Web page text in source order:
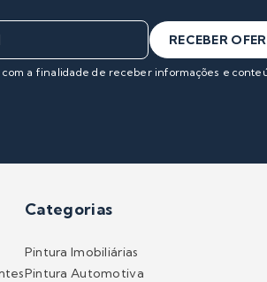
RECEBER
a finalidade de receber informações e
Categorias
Pintura Imobiliárias
Pintura Automotiva